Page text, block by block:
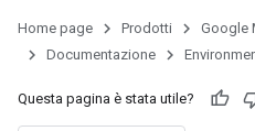
Home page Prodotti
Google
Documentazione
Questa pagina è stata utile?